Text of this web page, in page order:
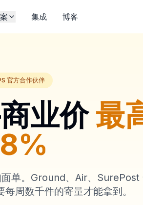
集成 博客
官方合作伙伴
业价 最
单。Ground、Air、SurePost
周数千件的寄量才能拿到。